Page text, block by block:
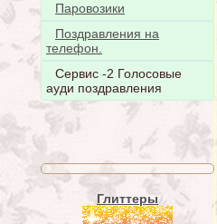
Паровозики
Поздравления на
телефон.
Сервис -2 Голосовые
ауди поздравления
Глиттеры